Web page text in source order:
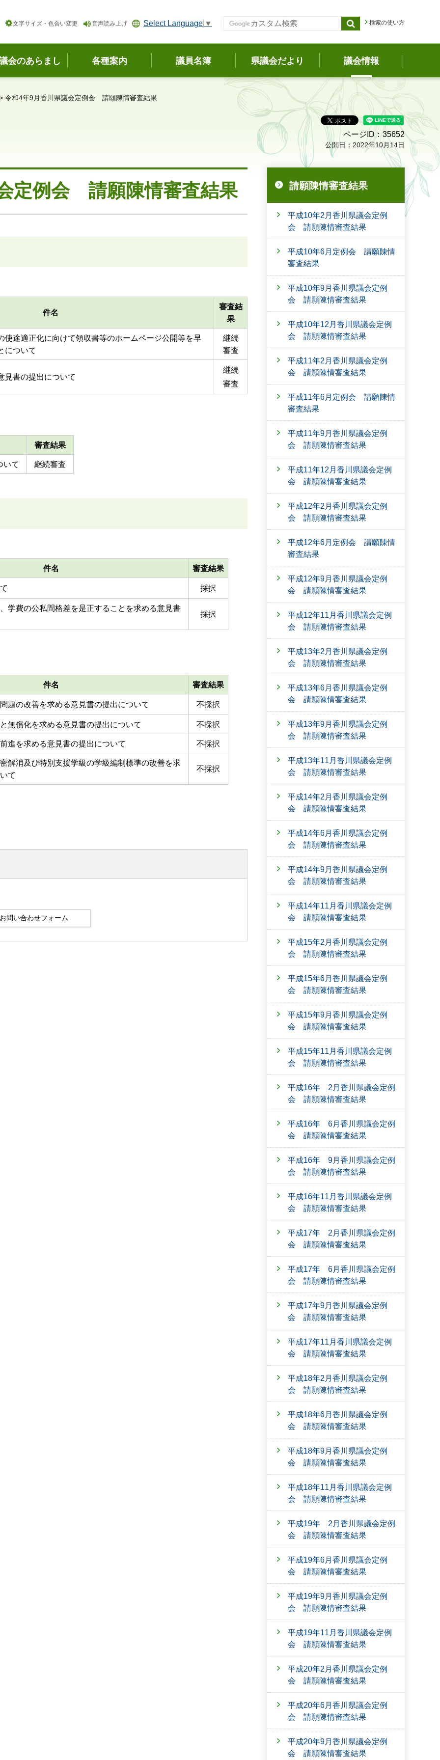
文字サイズ・色合い変更 音声読み上げ Select Language ▼ 検索の使い方
会のあらまし 各種案内 議員名簿 県議会だより 議会情報
令和4年9月香川県議会定例会 請願陳情審査結果
ページID：35652
公開日：2022年10月14日
定例会 請願陳情審査結果
件名
審査結
果
使途適正化に向けて領収書等のホームページ公開等を早
について
継続
審査
見書の提出について
継続
審査
審査結果
いて 継続審査
件名 審査結果
採択
学費の公私間格差を是正することを求める意見書
採択
件名 審査結果
題の改善を求める意見書の提出について 不採択
無償化を求める意見書の提出について 不採択
進を求める意見書の提出について 不採択
解消及び特別支援学級の学級編制標準の改善を求
て
不採択
請願陳情審査結果
平成10年2月香川県議会定例
会 請願陳情審査結果
平成10年6月定例会 請願陳情
審査結果
平成10年9月香川県議会定例
会 請願陳情審査結果
平成10年12月香川県議会定例
会 請願陳情審査結果
平成11年2月香川県議会定例
会 請願陳情審査結果
平成11年6月定例会 請願陳情
審査結果
平成11年9月香川県議会定例
会 請願陳情審査結果
平成11年12月香川県議会定例
会 請願陳情審査結果
平成12年2月香川県議会定例
会 請願陳情審査結果
平成12年6月定例会 請願陳情
審査結果
平成12年9月香川県議会定例
会 請願陳情審査結果
平成12年11月香川県議会定例
会 請願陳情審査結果
平成13年2月香川県議会定例
会 請願陳情審査結果
平成13年6月香川県議会定例
会 請願陳情審査結果
平成13年9月香川県議会定例
会 請願陳情審査結果
平成13年11月香川県議会定例
会 請願陳情審査結果
平成14年2月香川県議会定例
会 請願陳情審査結果
平成14年6月香川県議会定例
会 請願陳情審査結果
平成14年9月香川県議会定例
会 請願陳情審査結果
平成14年11月香川県議会定例
会 請願陳情審査結果
平成15年2月香川県議会定例
会 請願陳情審査結果
平成15年6月香川県議会定例
会 請願陳情審査結果
平成15年9月香川県議会定例
会 請願陳情審査結果
平成15年11月香川県議会定例
会 請願陳情審査結果
平成16年 2月香川県議会定例
会 請願陳情審査結果
平成16年 6月香川県議会定例
会 請願陳情審査結果
平成16年 9月香川県議会定例
会 請願陳情審査結果
平成16年11月香川県議会定例
会 請願陳情審査結果
平成17年 2月香川県議会定例
会 請願陳情審査結果
平成17年 6月香川県議会定例
会 請願陳情審査結果
平成17年9月香川県議会定例
会 請願陳情審査結果
平成17年11月香川県議会定例
会 請願陳情審査結果
平成18年2月香川県議会定例
会 請願陳情審査結果
平成18年6月香川県議会定例
会 請願陳情審査結果
平成18年9月香川県議会定例
会 請願陳情審査結果
平成18年11月香川県議会定例
会 請願陳情審査結果
平成19年 2月香川県議会定例
会 請願陳情審査結果
平成19年6月香川県議会定例
会 請願陳情審査結果
平成19年9月香川県議会定例
会 請願陳情審査結果
平成19年11月香川県議会定例
会 請願陳情審査結果
平成20年2月香川県議会定例
会 請願陳情審査結果
平成20年6月香川県議会定例
会 請願陳情審査結果
平成20年9月香川県議会定例
会 請願陳情審査結果